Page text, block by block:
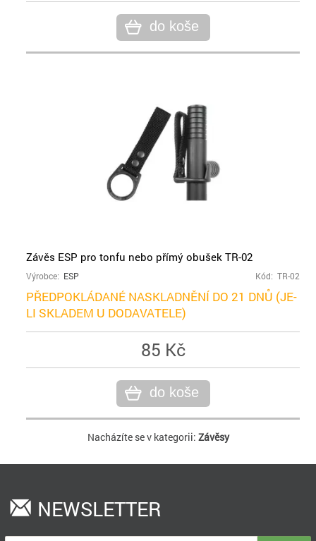
do koše
Závěs ESP pro tonfu nebo přímý obušek TR-02
Výrobce: ESP Kód: TR-02
PŘEDPOKLÁDANÉ NASKLADNĚNÍ DO 21 DNŮ (JE-
LI SKLADEM U DODAVATELE)
85 Kč
do koše
Nacházíte se v kategorii: Závěsy
NEWSLETTER